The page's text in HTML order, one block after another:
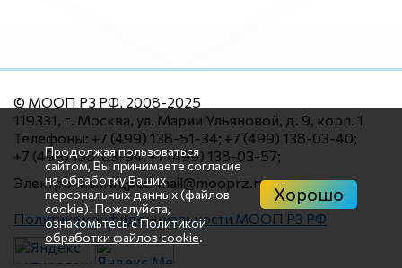
© МООП РЗ РФ, 2008-2025
119331, г. Москва, ул. Марии Ульяновой, д. 9, корп. 1
Телефоны: +7 (499) 138-51-34; +7 (499) 138-03-40;
+7 (499) 138-03-94; +7 (499) 138-03-57;
Электронный адрес: mail@mooprz.ru
Политика конфиденциальности МООП РЗ РФ
Продолжая пользоваться
сайтом, Вы принимаете согласие
на обработку Ваших
персональных данных (файлов
cookie). Пожалуйста,
ознакомьтесь сПолитикой
обработки файлов cookie.
Хорошо